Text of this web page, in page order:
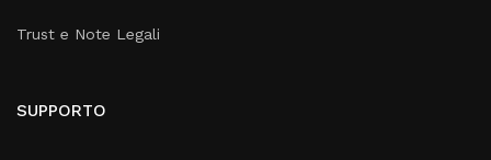
Trust e Note Legali
SUPPORTO